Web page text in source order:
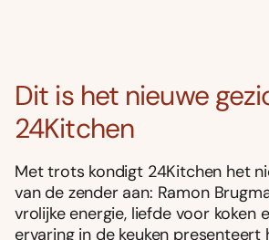
Dit is het nieuwe
24Kitchen
Met trots kondigt 24Kitchen het
van de zender aan: Ramon
vrolijke energie, liefde voor koken
ervaring in de keuken presenteert